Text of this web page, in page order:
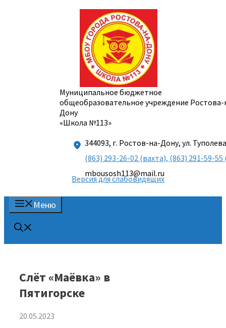
Муниципальное бюджетное
общеобразовательное учреждение
Дону
«Школа №113»
344093, г. Ростов-на-Дону, ул.
(863) 293-26-02 (вахта), (863) 291-59-
mbousosh113@mail.ru
Версия для слабовидящих
Меню
Слёт «Маёвка» в
Пятигорске
20.05.2023